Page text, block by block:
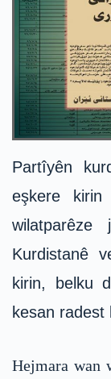
Partîyên
eşkere
Kurdistanê
kirin, belku
kesan radest
Hejmara wan